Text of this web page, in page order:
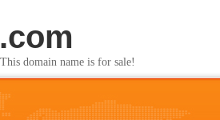
domain name is for sale!